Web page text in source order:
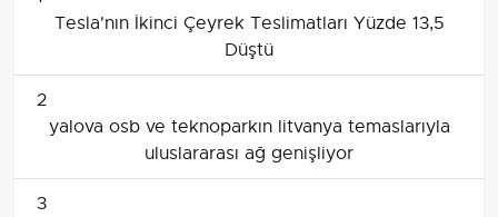
Tesla'nın İkinci Çeyrek Teslimatları Yüzde 13,5
Düştü
2
yalova osb ve teknoparkın litvanya temaslarıyla
uluslararası ağ genişliyor
3